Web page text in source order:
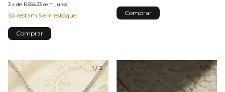
3 x de R$58,33 sem juros
Só restam 5 em estoque!
1 /2 1 /3